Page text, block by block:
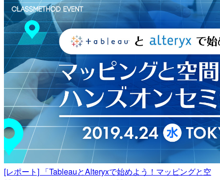
[レポート] 「TableauとAlteryxで始めよう！マッピングと空